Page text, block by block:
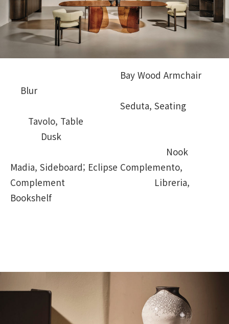
Bay Wood Armchair
Blur
Seduta, Seating
Tavolo, Table
Dusk
Nook
Madia, Sideboard; Eclipse Complemento,
Complement Libreria,
Bookshelf